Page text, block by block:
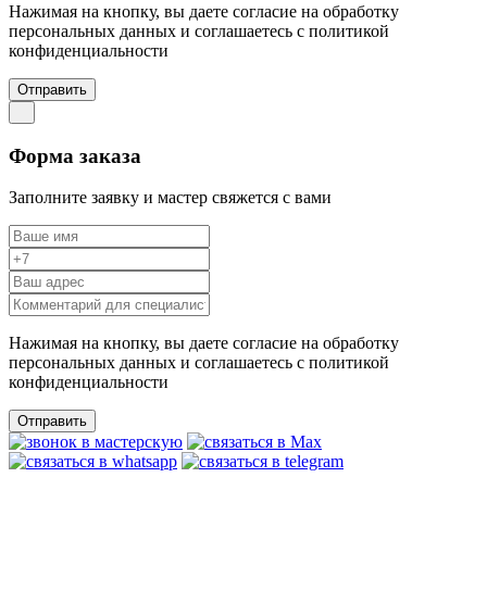
Нажимая на кнопку, вы даете согласие на обработку
персональных данных и соглашаетесь c политикой
конфиденциальности
Отправить
Форма заказа
Заполните заявку и мастер свяжется с вами
Нажимая на кнопку, вы даете согласие на обработку
персональных данных и соглашаетесь c политикой
конфиденциальности
Отправить